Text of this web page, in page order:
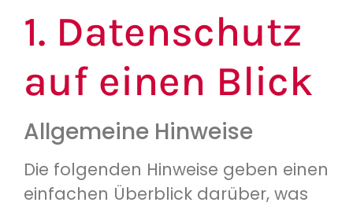
1. Datenschutz
auf einen Blick
Allgemeine Hinweise
Die folgenden Hinweise geben einen
einfachen Überblick darüber, was